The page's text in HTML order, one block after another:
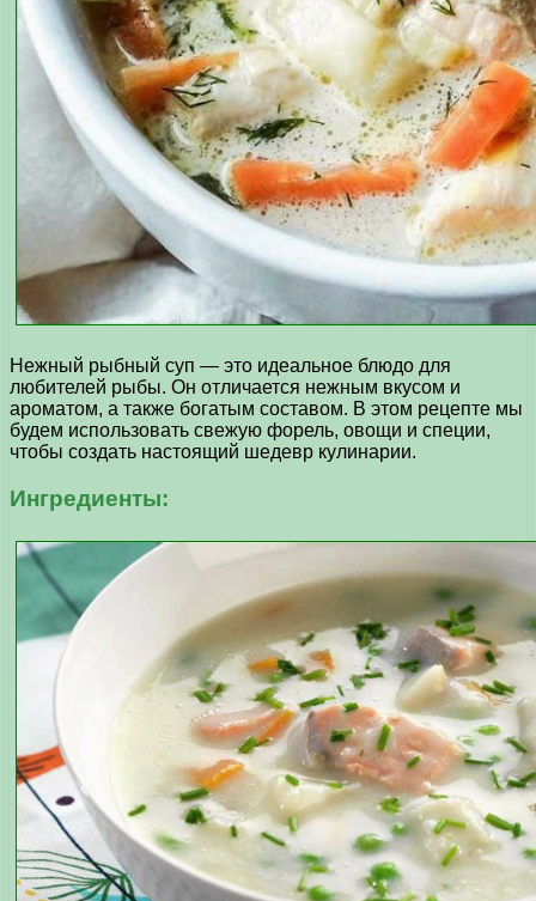
Нежный рыбный суп — это идеальное блюдо для
любителей рыбы. Он отличается нежным вкусом и
ароматом, а также богатым составом. В этом рецепте мы
будем использовать свежую форель, овощи и специи,
чтобы создать настоящий шедевр кулинарии.
Ингредиенты: